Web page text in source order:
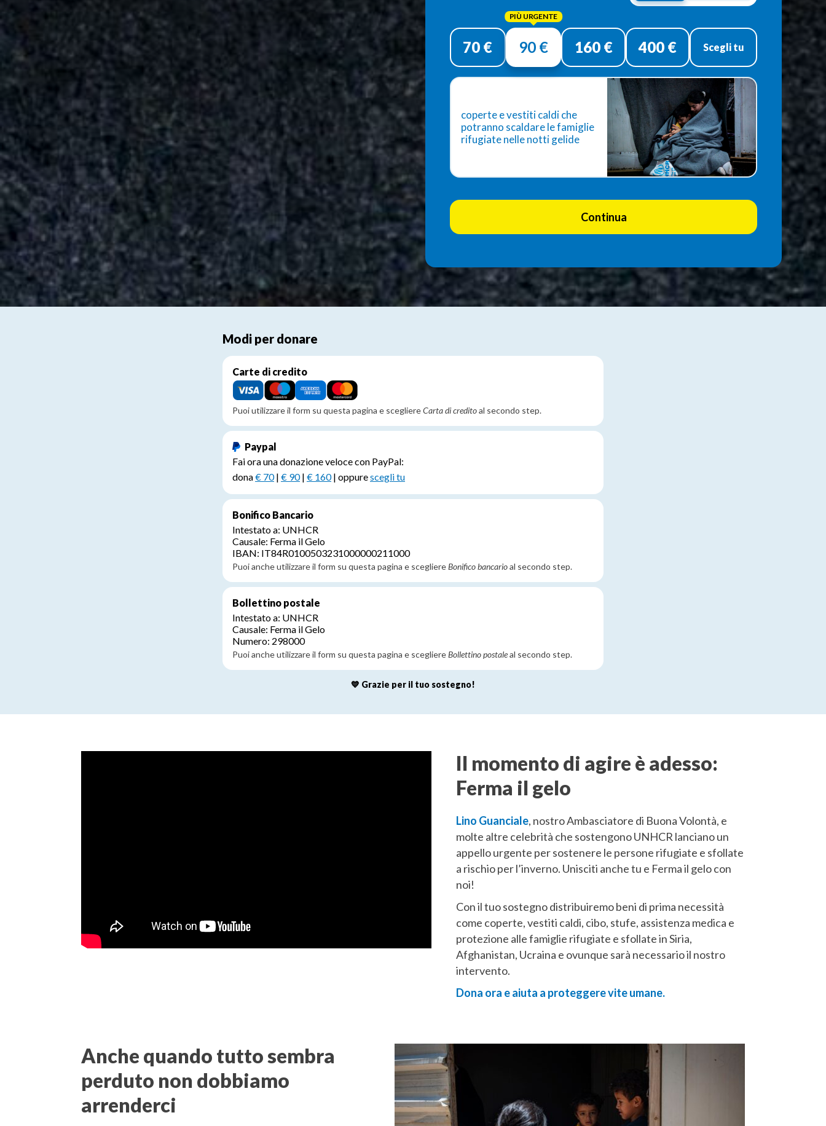
Donazione
singola
70 € 90 € 160 € 400 € Scegli tu
coperte e vestiti caldi che
potranno scaldare le famiglie
rifugiate nelle notti gelide
Modi per donare
Carte di credito
Puoi utilizzare il form su questa pagina e scegliereCarta di creditoal secondo step.
Paypal
Fai ora una donazione veloce con PayPal:
dona€ 70| € 90| € 160| oppurescegli tu
Bonifico Bancario
Intestato a: UNHCR
Causale: Ferma il Gelo
IBAN: IT84R0100503231000000211000
Puoi anche utilizzare il form su questa pagina e scegliereBonifico bancarioal secondo step.
Bollettino postale
Intestato a: UNHCR
Causale: Ferma il Gelo
Numero: 298000
Puoi anche utilizzare il form su questa pagina e scegliereBollettino postaleal secondo step.
💙 Grazie per il tuo sostegno!
Il momento di agire è adesso:
Ferma il gelo
Lino Guanciale, nostro Ambasciatore di Buona Volontà, e
molte altre celebrità che sostengono UNHCR lanciano un
appello urgente per sostenere le persone rifugiate e sfollate
a rischio per l’inverno. Unisciti anche tu e Ferma il gelo con
noi!
Con il tuo sostegno distribuiremo beni di prima necessità
come coperte, vestiti caldi, cibo, stufe, assistenza medica e
protezione alle famiglie rifugiate e sfollate in Siria,
Afghanistan, Ucraina e ovunque sarà necessario il nostro
intervento.
Dona ora e aiuta a proteggere vite umane.
Anche quando tutto sembra
perduto non dobbiamo
arrenderci